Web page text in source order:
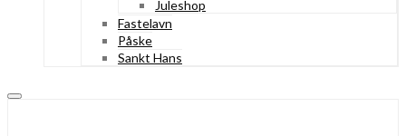
Juleshop
Fastelavn
Påske
Sankt Hans